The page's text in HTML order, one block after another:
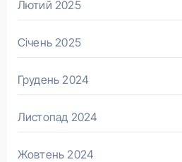
Лютий 2025
Січень 2025
Грудень 2024
Листопад 2024
Жовтень 2024